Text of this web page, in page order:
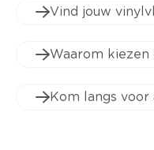
Vind jouw
Waarom kiezen
Kom langs voor